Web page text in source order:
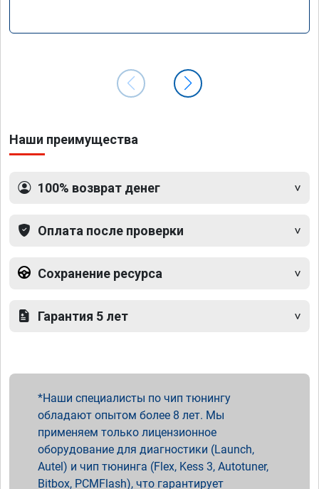
Наши преимущества
100% возврат денег
Оплата после проверки
Сохранение ресурса
Гарантия 5 лет
Наши специалисты по чип тюнингу
обладают опытом более 8 лет. Мы
применяем только лицензионное
оборудование для диагностики (Launch,
Autel) и чип тюнинга (Flex, Kess 3, Autotuner,
Bitbox, PCMFlash), что гарантирует